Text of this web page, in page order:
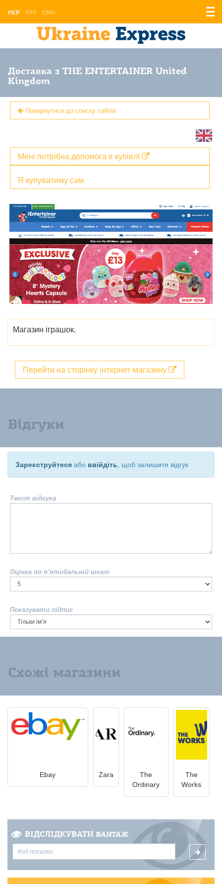
УКР РУС ENG
Доставка з THE ENTERTAINER United
Kingdom
Повернутися до списку сайтів
Я купуватиму сам
Мені потрібна допомога в купівлі
Магазин іграшок.
Перейти на сторінку інтернет-магазину
Відгуки
Зареєструйтеся або ввійдіть , щоб залишити відгук
Текст відгука
Оцінка по п’ятибальній шкалі
Показувати підпис
Схожі магазини
Ebay Zara
The
Ordinary
The
Works
ВІДСЛІДКУВАТИ ВАНТАЖ